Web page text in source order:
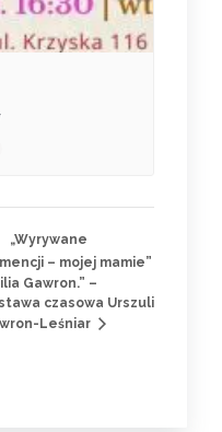
„Wyrywane
– mojej mamie”
Gawron.” –
czasowa Urszuli
Leśniar